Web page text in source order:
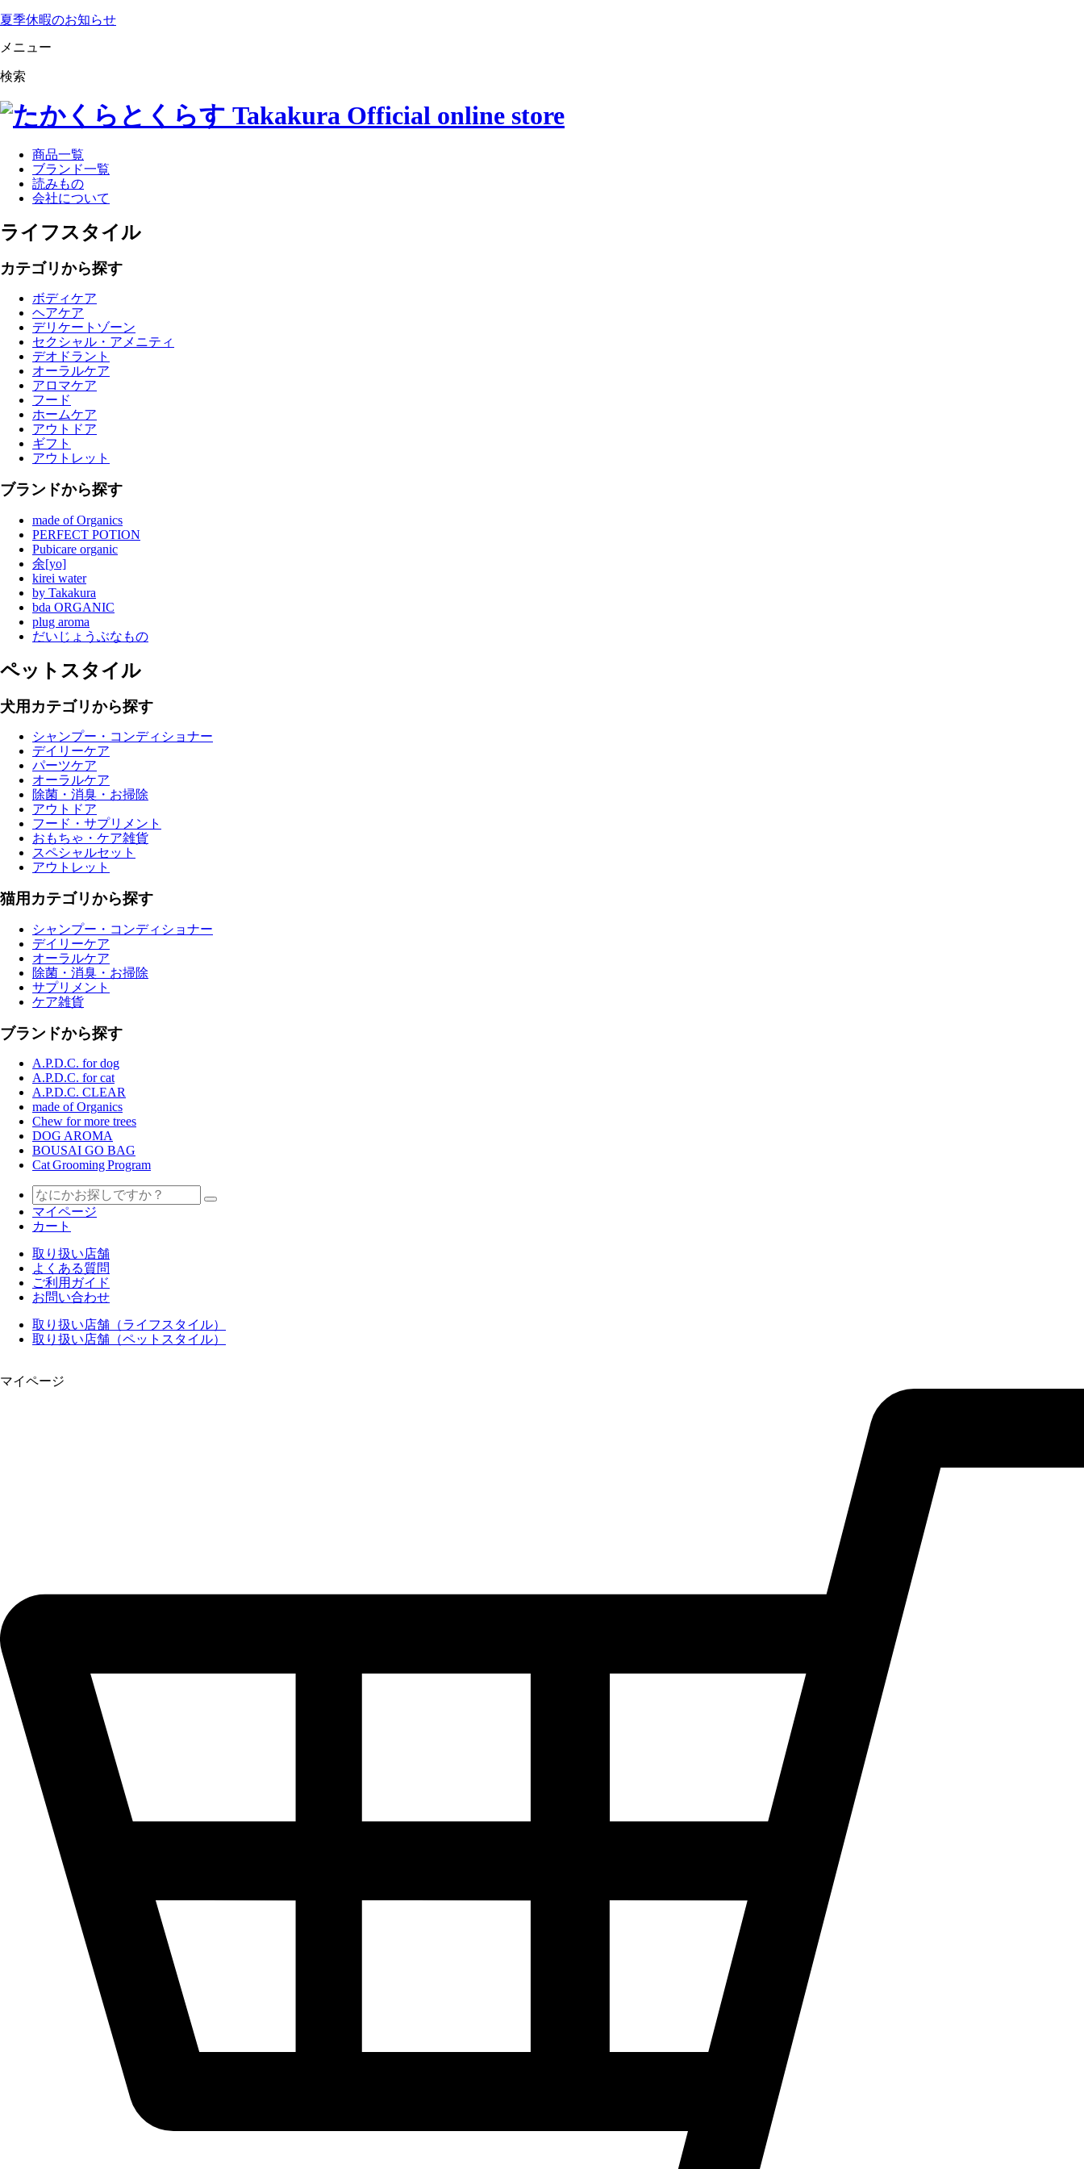
夏季休暇のお知らせ
メニュー
検索
商品一覧
ブランド一覧
読みもの
会社について
ライフスタイル
カテゴリから探す
ボディケア
ヘアケア
デリケートゾーン
セクシャル・アメニティ
デオドラント
オーラルケア
アロマケア
フード
ホームケア
アウトドア
ギフト
アウトレット
ブランドから探す
made of Organics
PERFECT POTION
Pubicare organic
余[yo]
kirei water
by Takakura
bda ORGANIC
plug aroma
だいじょうぶなもの
ペットスタイル
犬用カテゴリから探す
シャンプー・コンディショナー
デイリーケア
パーツケア
オーラルケア
除菌・消臭・お掃除
アウトドア
フード・サプリメント
おもちゃ・ケア雑貨
スペシャルセット
アウトレット
猫用カテゴリから探す
シャンプー・コンディショナー
デイリーケア
オーラルケア
除菌・消臭・お掃除
サプリメント
ケア雑貨
ブランドから探す
A.P.D.C. for dog
A.P.D.C. for cat
A.P.D.C. CLEAR
made of Organics
Chew for more trees
DOG AROMA
BOUSAI GO BAG
Cat Grooming Program
マイページ
カート
取り扱い店舗
よくある質問
ご利用ガイド
お問い合わせ
取り扱い店舗（ライフスタイル）
取り扱い店舗（ペットスタイル）
マイページ